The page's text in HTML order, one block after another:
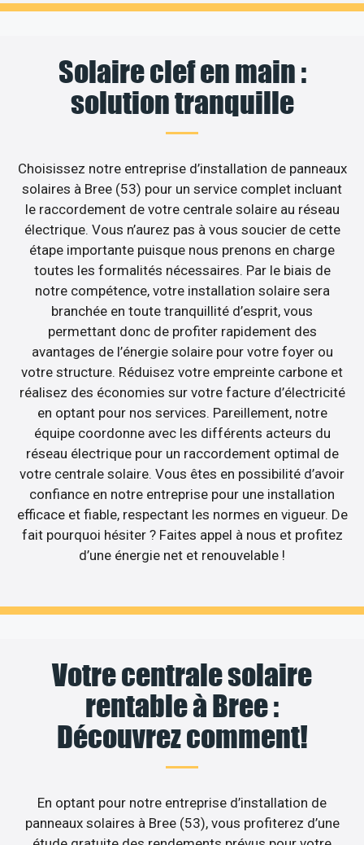
Solaire clef en main :
solution tranquille
Choisissez notre entreprise d’installation de panneaux
solaires à Bree (53) pour un service complet incluant
le raccordement de votre centrale solaire au réseau
électrique. Vous n’aurez pas à vous soucier de cette
étape importante puisque nous prenons en charge
toutes les formalités nécessaires. Par le biais de
notre compétence, votre installation solaire sera
branchée en toute tranquillité d’esprit, vous
permettant donc de profiter rapidement des
avantages de l’énergie solaire pour votre foyer ou
votre structure. Réduisez votre empreinte carbone et
réalisez des économies sur votre facture d’électricité
en optant pour nos services. Pareillement, notre
équipe coordonne avec les différents acteurs du
réseau électrique pour un raccordement optimal de
votre centrale solaire. Vous êtes en possibilité d’avoir
confiance en notre entreprise pour une installation
efficace et fiable, respectant les normes en vigueur. De
fait pourquoi hésiter ? Faites appel à nous et profitez
d’une énergie net et renouvelable !
Votre centrale solaire
rentable à Bree :
Découvrez comment!
En optant pour notre entreprise d’installation de
panneaux solaires à Bree (53), vous profiterez d’une